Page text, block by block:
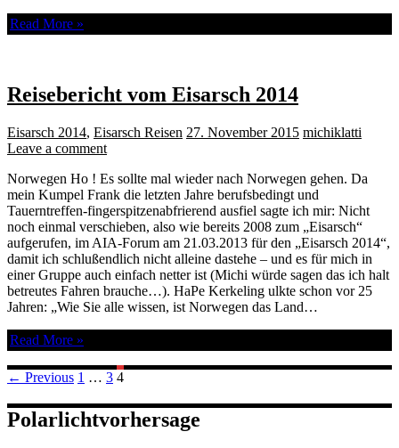
Read More »
Reisebericht vom Eisarsch 2014
Eisarsch 2014, Eisarsch Reisen 27. November 2015 michiklatti
Leave a comment
Norwegen Ho ! Es sollte mal wieder nach Norwegen gehen. Da
mein Kumpel Frank die letzten Jahre berufsbedingt und
Tauerntreffen-fingerspitzenabfrierend ausfiel sagte ich mir: Nicht
noch einmal verschieben, also wie bereits 2008 zum „Eisarsch“
aufgerufen, im AIA-Forum am 21.03.2013 für den „Eisarsch 2014“,
damit ich schlußendlich nicht alleine dastehe – und es für mich in
einer Gruppe auch einfach netter ist (Michi würde sagen das ich halt
betreutes Fahren brauche…). HaPe Kerkeling ulkte schon vor 25
Jahren: „Wie Sie alle wissen, ist Norwegen das Land…
Read More »
Posts
navigation
← Previous 1 … 3 4
Polarlichtvorhersage